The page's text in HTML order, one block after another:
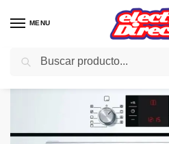
MENU
Inicio Gama blanca Hornos